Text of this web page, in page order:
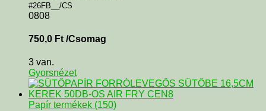
#26FB__/CS
0808
750,0 Ft /Csomag
3 van.
Gyorsnézet
Papír termékek (150)